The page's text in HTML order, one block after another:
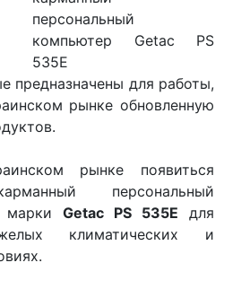
предназначены для работы,
рынке обновленную
рынке появиться
персональный
марки Getac PS 535E для
климатических и